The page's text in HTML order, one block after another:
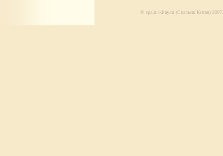
© spalni-kitay.ru (Спальни Китая) 2007.